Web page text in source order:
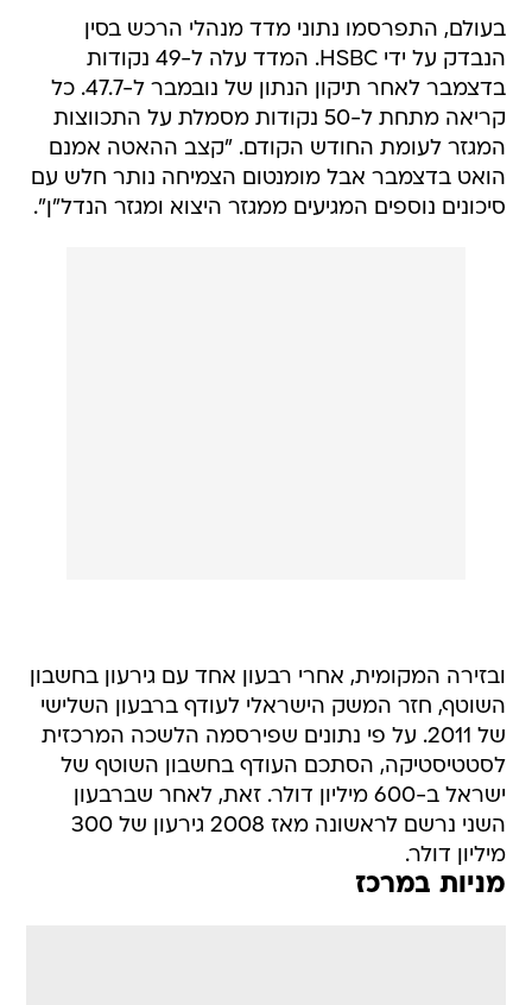
קריאה מתחת ל-50 נקודות מסמלת על התכווצות
המגזר לעומת החודש הקודם. "קצב ההאטה אמנם
הואט בדצמבר אבל מומנטום הצמיחה נותר חלש עם
סיכונים נוספים המגיעים ממגזר היצוא ומגזר הנדל"ן".
של 2011. על פי נתונים שפירסמה הלשכה המרכזית
לסטטיסטיקה, הסתכם העודף בחשבון השוטף של
ישראל ב-600 מיליון דולר. זאת, לאחר שברבעון
השני נרשם לראשונה מאז 2008 גירעון של 300
מיליון דולר.
מניות במרכז